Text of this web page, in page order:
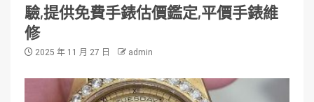
驗,提供免費手錶估價鑑定,平價手錶維
修
2025 年 11 月 27 日 admin